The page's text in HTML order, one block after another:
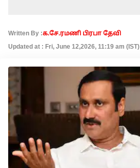
Written By :க.சே.ரமணி பிரபா தேவி
Updated at : Fri, June 12,2026, 11:19 am (IST)